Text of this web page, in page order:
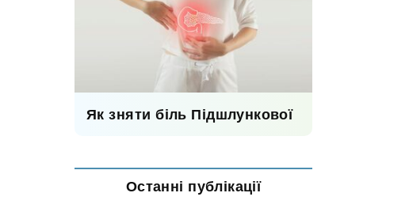
Як зняти біль Підшлункової
Останні публікації